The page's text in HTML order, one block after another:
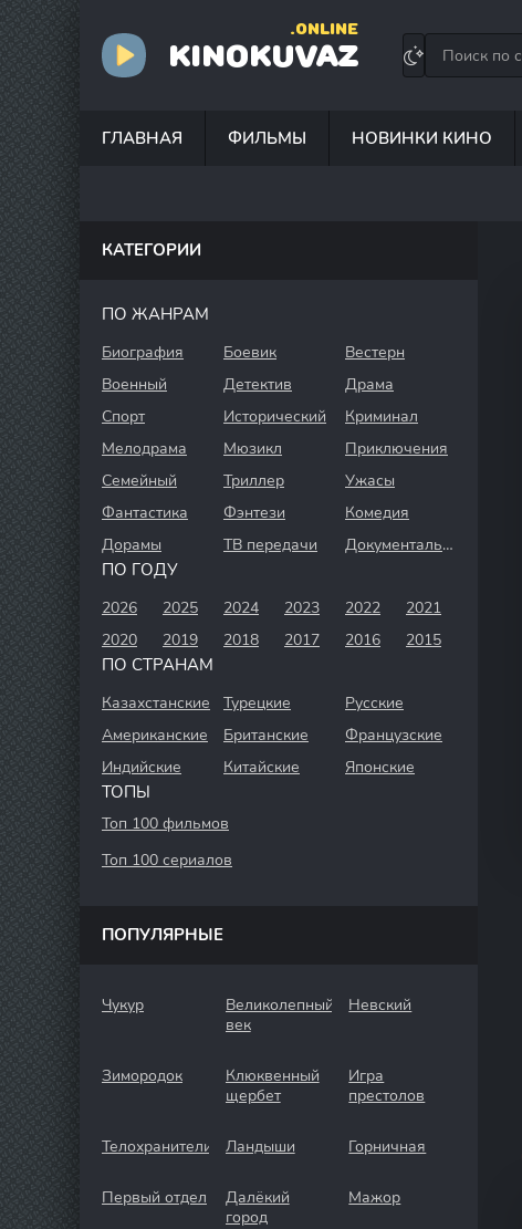
KINOKUVAZ
.ONLINE
ГЛАВНАЯ ФИЛЬМЫ НОВИНКИ КИНО
КАТЕГОРИИ
ПО ЖАНРАМ
Биография Боевик
Вестерн
Военный
Детектив
Драма
Спорт
Исторический
Криминал
Мелодрама
Мюзикл
Приключения
Семейный
Триллер
Ужасы
Фантастика
Фэнтези
Комедия
Дорамы
ТВ передачи Документальный
ПО ГОДУ
2026 2025 2024 2023 2022
2021
2020
2019 2018 2017 2016 2015
ПО СТРАНАМ
Казахстанские Турецкие
Русские
Американские
Британские
Французские
Индийские
Китайские Японские
ТОПЫ
Топ 100 фильмов
Топ 100 сериалов
ПОПУЛЯРНЫЕ
Чукур
Великолепный
век
Невский
Зимородок
Клюквенный
щербет
Игра
престолов
Телохранители Ландыши Горничная
Первый отдел
Далёкий
город
Мажор